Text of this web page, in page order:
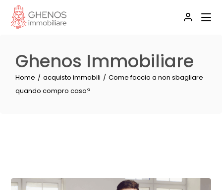
Ghenos Immobiliare
Home acquisto immobili
Come faccio a non sbagliare
quando compro casa?